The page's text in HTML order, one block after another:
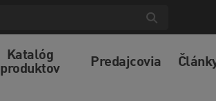
Katalóg
produktov
Predajcovia